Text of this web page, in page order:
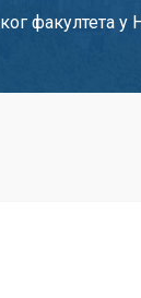
факултета у